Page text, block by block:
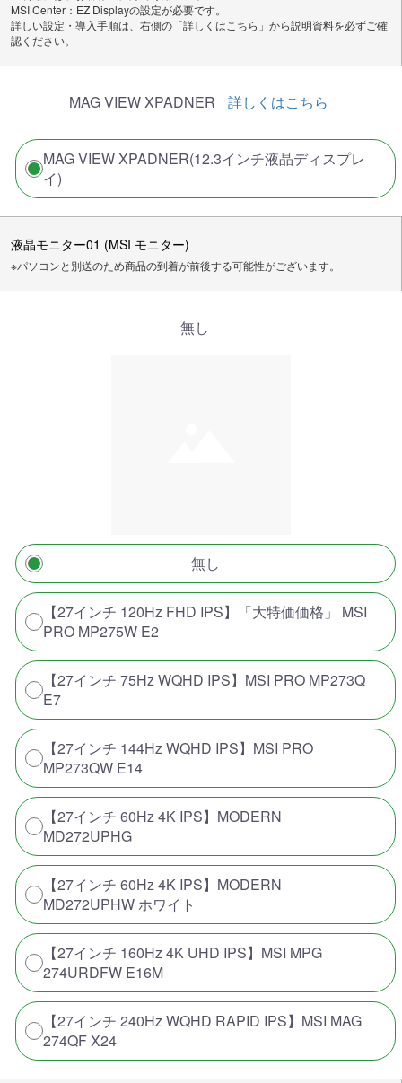
MSI Center：EZ Displayの設定が必要です。
詳しい設定・導入手順は、右側の「詳しくはこちら」から説明資料を必ずご確
認ください。
MAG VIEW XPADNER 詳しくはこちら
MAG VIEW XPADNER(12.3インチ液晶ディスプレ
イ)
液晶モニター01 (MSI モニター)
※パソコンと別送のため商品の到着が前後する可能性がございます。
無し
無し
【27インチ 120Hz FHD IPS】「大特価価格」 MSI
PRO MP275W E2
【27インチ 75Hz WQHD IPS】MSI PRO MP273Q
E7
【27インチ 144Hz WQHD IPS】MSI PRO
MP273QW E14
【27インチ 60Hz 4K IPS】MODERN
MD272UPHG
【27インチ 60Hz 4K IPS】MODERN
MD272UPHW ホワイト
【27インチ 160Hz 4K UHD IPS】MSI MPG
274URDFW E16M
【27インチ 240Hz WQHD RAPID IPS】MSI MAG
274QF X24